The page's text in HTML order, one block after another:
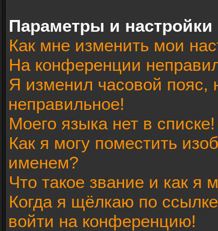
Параметры и настройки
Как мне изменить мои
На конференции
Я изменил часовой пояс,
неправильное!
Моего языка нет в списке!
Как я могу поместить
именем?
Что такое звание и как я
Когда я щёлкаю по
войти на конференцию!